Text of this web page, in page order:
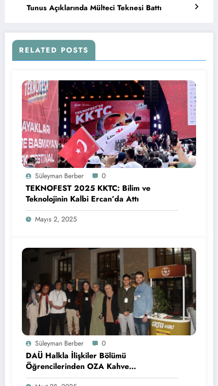
Tunus Açıklarında Mülteci Teknesi Battı
RELATED POSTS
Süleyman Berber 0
TEKNOFEST 2025 KKTC: Bilim ve
Teknolojinin Kalbi Ercan’da Attı
Mayıs 2, 2025
Süleyman Berber 0
DAÜ Halkla İlişkiler Bölümü
Öğrencilerinden OZA Kahve
Sponsorluğunda Lezzetli Bir Etkinlik